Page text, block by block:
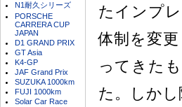
N1耐久シリーズ
PORSCHE
CARRERA CUP
JAPAN
D1 GRAND PRIX
GT Asia
K4-GP
JAF Grand Prix
SUZUKA 1000km
FUJI 1000km
Solar Car Race
たインプ
体制を変
ってきた
た。しか